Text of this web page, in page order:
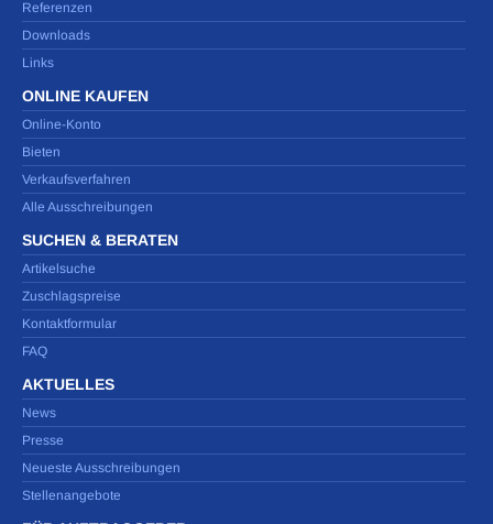
Referenzen
Downloads
Links
ONLINE KAUFEN
Online-Konto
Bieten
Verkaufsverfahren
Alle Ausschreibungen
SUCHEN & BERATEN
Artikelsuche
Zuschlagspreise
Kontaktformular
FAQ
AKTUELLES
News
Presse
Neueste Ausschreibungen
Stellenangebote